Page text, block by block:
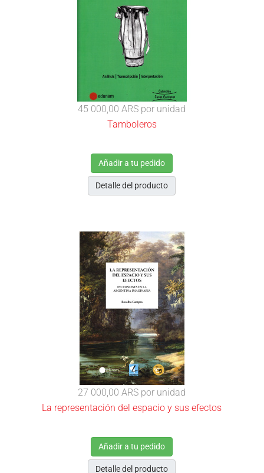
45 000,00 ARS por unidad
Tamboleros
Añadir a tu pedido
Detalle del producto
27 000,00 ARS por unidad
La representación del espacio y sus efectos
Añadir a tu pedido
Detalle del producto